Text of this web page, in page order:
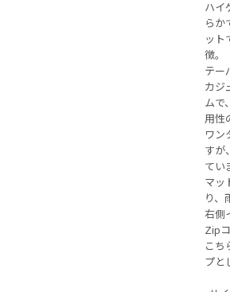
ハイ
らか
ット
徴。
テー
カジ
ムで
用性
ワン
すが
てい
マッ
り、
右側
Zip
こち
プと